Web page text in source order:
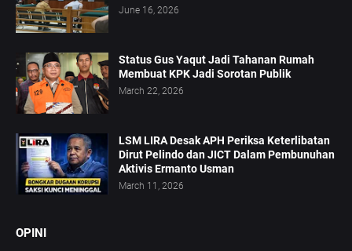
June 16, 2026
Status Gus Yaqut Jadi Tahanan Rumah
Membuat KPK Jadi Sorotan Publik
March 22, 2026
LSM LIRA Desak APH Periksa Keterlibatan
Dirut Pelindo dan JICT Dalam Pembunuhan
Aktivis Ermanto Usman
March 11, 2026
OPINI